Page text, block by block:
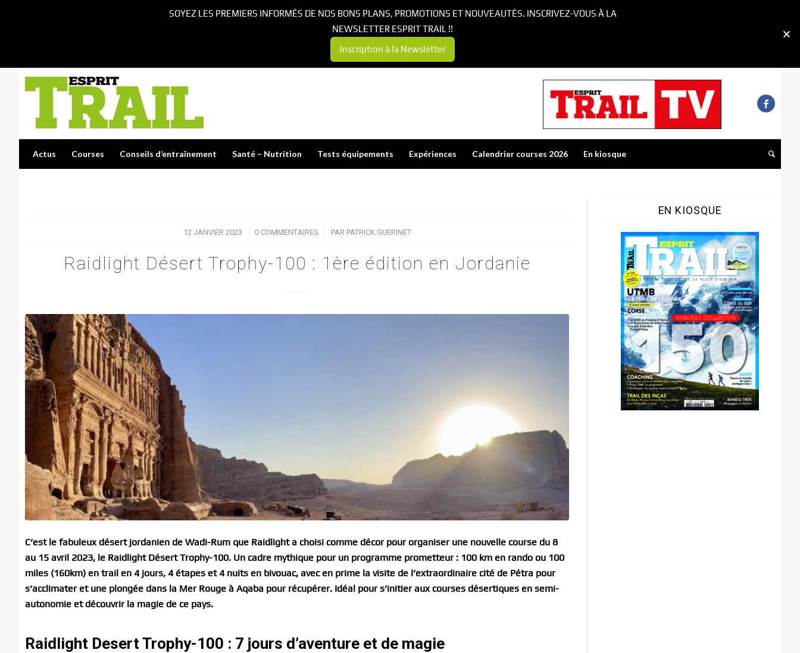
Actus Courses Conseils d’entraînement Santé – Nutrition Tests équipements Expériences Calendrier courses 2026 En kiosque
12 JANVIER 2023
/ 0 COMMENTAIRES
/ PAR PATRICK GUERINET
Raidlight Désert Trophy-100 : 1ère édition en Jordanie
C’est le fabuleux désert jordanien de Wadi-Rum que Raidlight a choisi comme décor pour organiser une nouvelle course du 8
au 15 avril 2023, le Raidlight Désert Trophy-100. Un cadre mythique pour un programme prometteur : 100 km en rando ou 100
miles (160km) en trail en 4 jours, 4 étapes et 4 nuits en bivouac, avec en prime la visite de l’extraordinaire cité de Pétra pour
s’acclimater et une plongée dans la Mer Rouge à Aqaba pour récupérer. Idéal pour s’initier aux courses désertiques en semi-
autonomie et découvrir la magie de ce pays.
Raidlight Desert Trophy-100 : 7 jours d’aventure et de magie
EN KIOSQUE
SOYEZ LES PREMIERS INFORMÉS DE NOS BONS PLANS, PROMOTIONS ET NOUVEAUTÉS. INSCRIVEZ-VOUS À LA
NEWSLETTER ESPRIT TRAIL !!
Inscription à la Newsletter